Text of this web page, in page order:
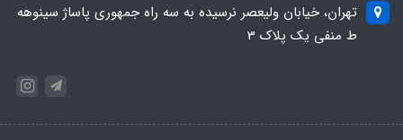
تهران، خیابان ولیعصر نرسیده به سه راه جمهوری پاساژ سینوهه
ط منفی یک پلاک 3